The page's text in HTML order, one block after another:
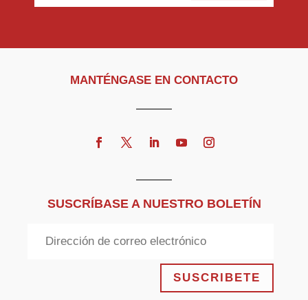
MANTÉNGASE EN CONTACTO
SUSCRÍBASE A NUESTRO BOLETÍN
SUSCRIBETE